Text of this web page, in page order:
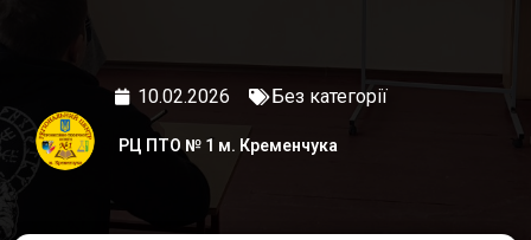
10.02.2026 Без категорії
РЦ ПТО № 1 м. Кременчука